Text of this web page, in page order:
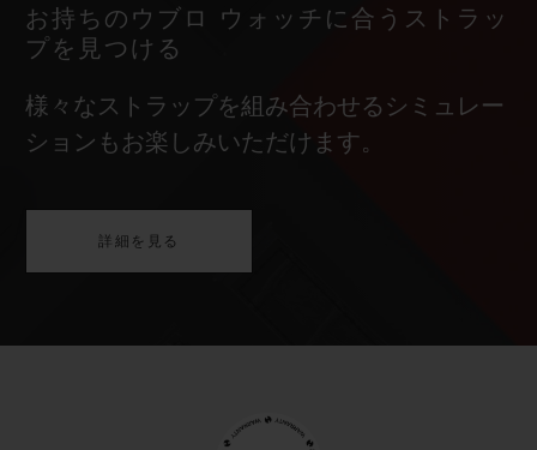
お持ちのウブロ ウォッチに合うストラッ
プを見つける
様々なストラップを組み合わせるシミュレー
ションもお楽しみいただけます。
詳細を見る